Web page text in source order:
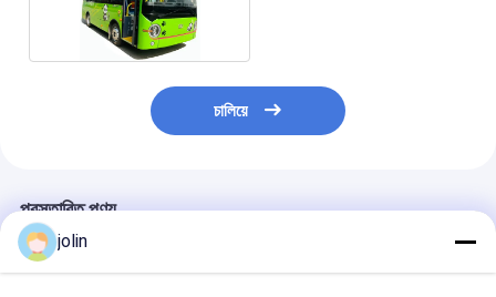
চালিয়ে
প্রস্তাবিত পণ্য
jolin